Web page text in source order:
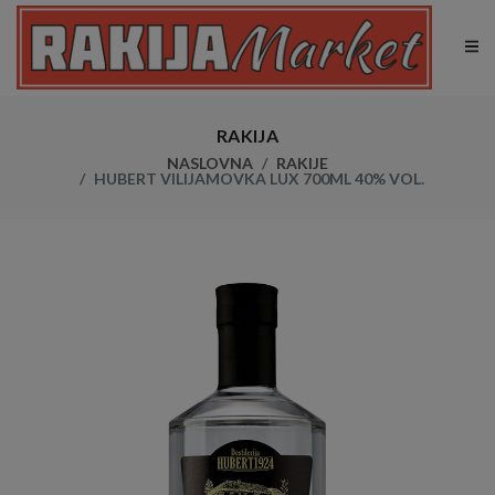
RAKIJA
NASLOVNA
RAKIJE
HUBERT VILIJAMOVKA LUX 700ML 40% VOL.